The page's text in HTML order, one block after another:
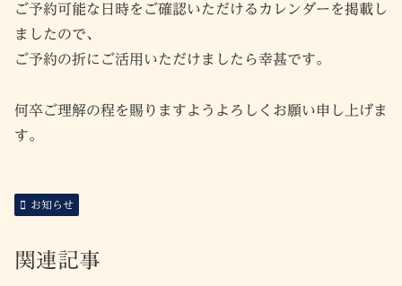
ご予約可能な日時をご確認いただけるカレンダーを掲載し
ましたので、
ご予約の折にご活用いただけましたら幸甚です。
何卒ご理解の程を賜りますようよろしくお願い申し上げま
す。
お知らせ
関連記事